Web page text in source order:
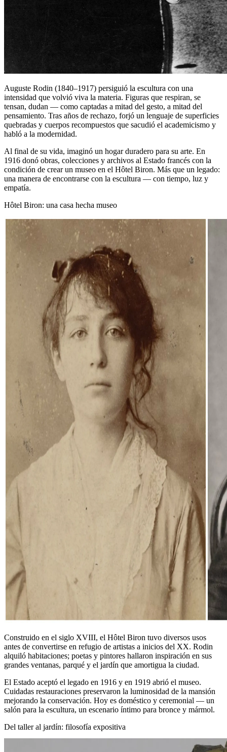
Auguste Rodin (1840–1917) persiguió la escultura con una
intensidad que volvió viva la materia. Figuras que respiran, se
tensan, dudan — como captadas a mitad del gesto, a mitad del
pensamiento. Tras años de rechazo, forjó un lenguaje de superficies
quebradas y cuerpos recompuestos que sacudió el academicismo y
habló a la modernidad.
Al final de su vida, imaginó un hogar duradero para su arte. En
1916 donó obras, colecciones y archivos al Estado francés con la
condición de crear un museo en el Hôtel Biron. Más que un legado:
una manera de encontrarse con la escultura — con tiempo, luz y
empatía.
Hôtel Biron: una casa hecha museo
Construido en el siglo XVIII, el Hôtel Biron tuvo diversos usos
antes de convertirse en refugio de artistas a inicios del XX. Rodin
alquiló habitaciones; poetas y pintores hallaron inspiración en sus
grandes ventanas, parqué y el jardín que amortigua la ciudad.
El Estado aceptó el legado en 1916 y en 1919 abrió el museo.
Cuidadas restauraciones preservaron la luminosidad de la mansión
mejorando la conservación. Hoy es doméstico y ceremonial — un
salón para la escultura, un escenario íntimo para bronce y mármol.
Del taller al jardín: filosofía expositiva